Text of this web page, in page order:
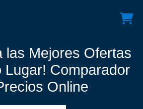
las Mejores Ofertas
Lugar! Comparador
Online